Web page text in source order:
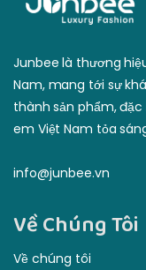
Nam, mang tới sự
em Việt Nam tỏa sáng.
info@junbee.vn
Về chúng tôi
Lịch sử đơn hàng
Dịch vụ khách hàng